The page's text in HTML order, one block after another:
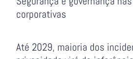
corporativas
Até 2029, maioria dos